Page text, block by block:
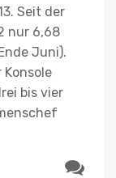
Seit der
nur 6,68
Juni).
bis vier